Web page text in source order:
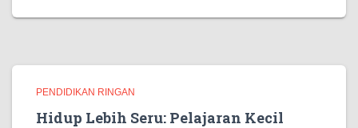
PENDIDIKAN RINGAN
Hidup Lebih Seru: Pelajaran Kecil